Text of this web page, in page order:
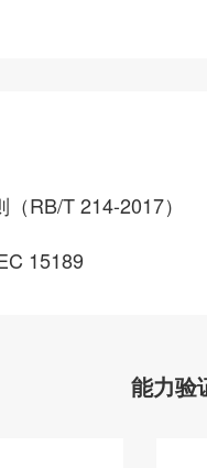
RB/T 214-2017）
15189
能力验